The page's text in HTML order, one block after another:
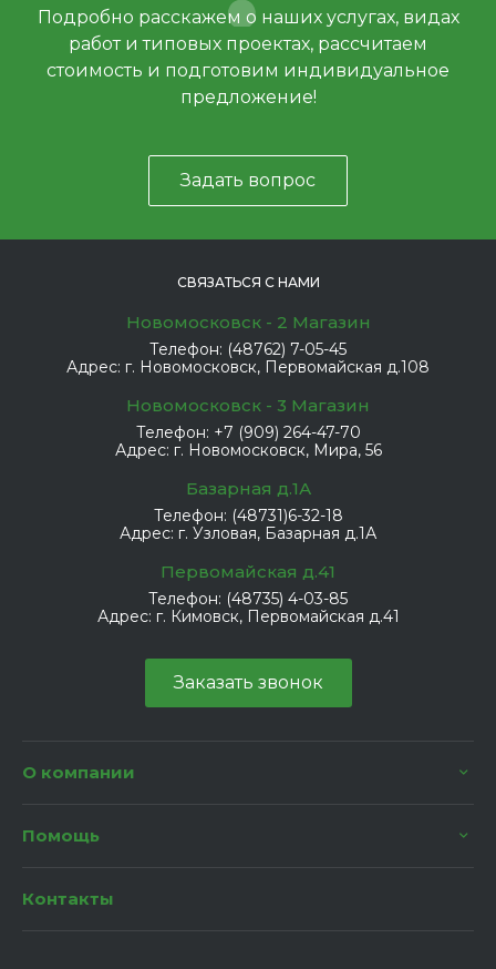
Подробно расскажем о наших услугах, видах
работ и типовых проектах, рассчитаем
стоимость и подготовим индивидуальное
предложение!
Задать вопрос
СВЯЗАТЬСЯ С НАМИ
Новомосковск - 2 Магазин
Телефон: (48762) 7-05-45
Адрес: г. Новомосковск, Первомайская д.108
Новомосковск - 3 Магазин
Телефон: +7 (909) 264-47-70
Адрес: г. Новомосковск, Мира, 56
Базарная д.1А
Телефон: (48731)6-32-18
Адрес: г. Узловая, Базарная д.1А
Первомайская д.41
Телефон: (48735) 4-03-85
Адрес: г. Кимовск, Первомайская д.41
Заказать звонок
О компании
Помощь
Контакты